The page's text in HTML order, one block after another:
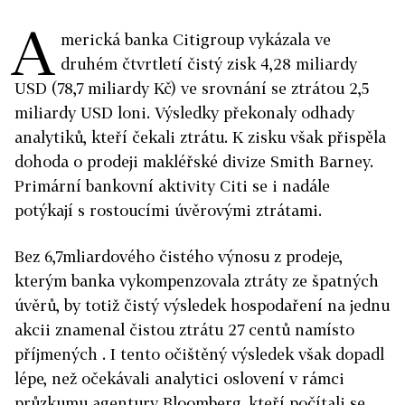
A merická banka Citigroup vykázala ve
druhém čtvrtletí čistý zisk 4,28 miliardy
USD (78,7 miliardy Kč) ve srovnání se ztrátou 2,5
miliardy USD loni. Výsledky překonaly odhady
analytiků, kteří čekali ztrátu. K zisku však přispěla
dohoda o prodeji makléřské divize Smith Barney.
Primární bankovní aktivity Citi se i nadále
potýkají s rostoucími úvěrovými ztrátami.
Bez 6,7mliardového čistého výnosu z prodeje,
kterým banka vykompenzovala ztráty ze špatných
úvěrů, by totiž čistý výsledek hospodaření na jednu
akcii znamenal čistou ztrátu 27 centů namísto
příjmených . I tento očištěný výsledek však dopadl
lépe, než očekávali analytici oslovení v rámci